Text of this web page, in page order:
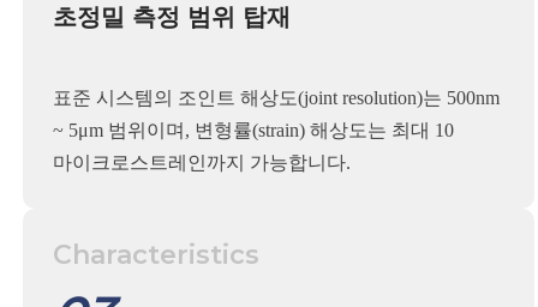
초정밀 측정 범위 탑재
표준 시스템의 조인트 해상도(joint resolution)는 500nm
~ 5μm 범위이며, 변형률(strain) 해상도는 최대 10
마이크로스트레인까지 가능합니다.
Characteristics